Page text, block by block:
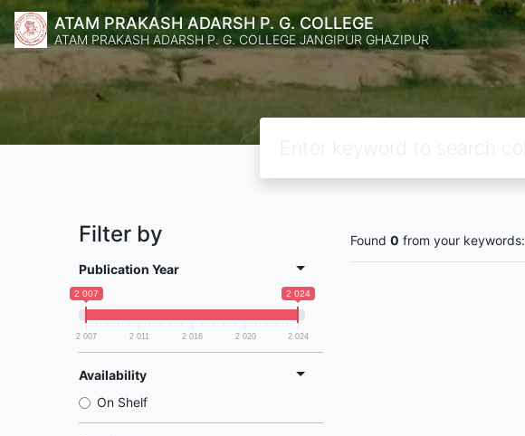
ATAM PRAKASH ADARSH P. G. COLLEGE
ATAM PRAKASH ADARSH P. G. COLLEGE JANGIPUR GHAZIPUR
Filter by
Publication Year
2 007 2 024
2 007 2 011 2 016 2 020 2 024
Availability
On Shelf
Found 0 from your keywords: